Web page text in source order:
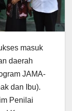
masuk
daerah
JAMA-
dan Ibu).
Penilai